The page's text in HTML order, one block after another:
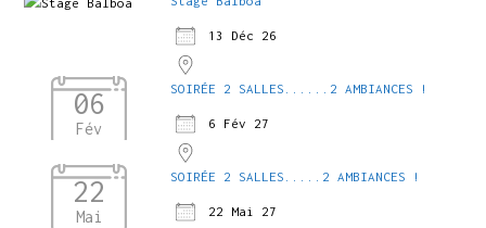
13 Déc 26
06
Fév
SOIRÉE 2 SALLES......2 AMBIANCES !
6 Fév 27
22
Mai
SOIRÉE 2 SALLES.....2 AMBIANCES !
22 Mai 27